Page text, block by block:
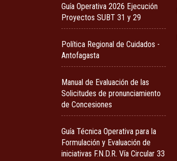
Guía Operativa 2026 Ejecución
Proyectos SUBT 31 y 29
Política Regional de Cuidados -
Antofagasta
Manual de Evaluación de las
Solicitudes de pronunciamiento
de Concesiones
Guía Técnica Operativa para la
Formulación y Evaluación de
iniciativas F.N.D.R. Vía Circular 33